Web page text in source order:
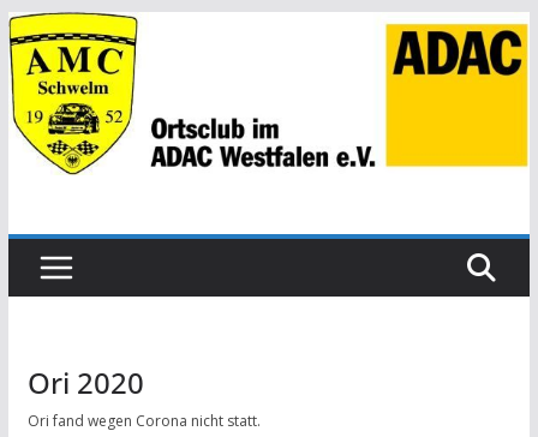
Zum
Inhalt
springen
Ori 2020
Ori fand wegen Corona nicht statt.